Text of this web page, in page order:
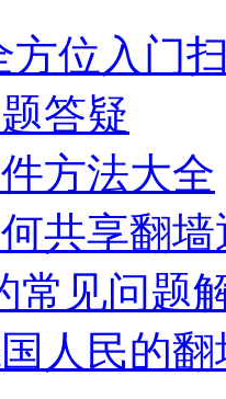
方位入门
答疑
方法大全
共享翻
常见问题
人民的